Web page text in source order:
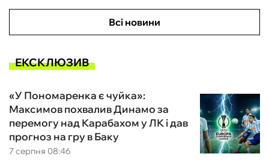
Всі новини
ЕКСКЛЮЗИВ
7 серпня 08:46
«У Пономаренка є чуйка»:
Максимов похвалив Динамо за
перемогу над Карабахом у ЛК і дав
прогноз на гру в Баку